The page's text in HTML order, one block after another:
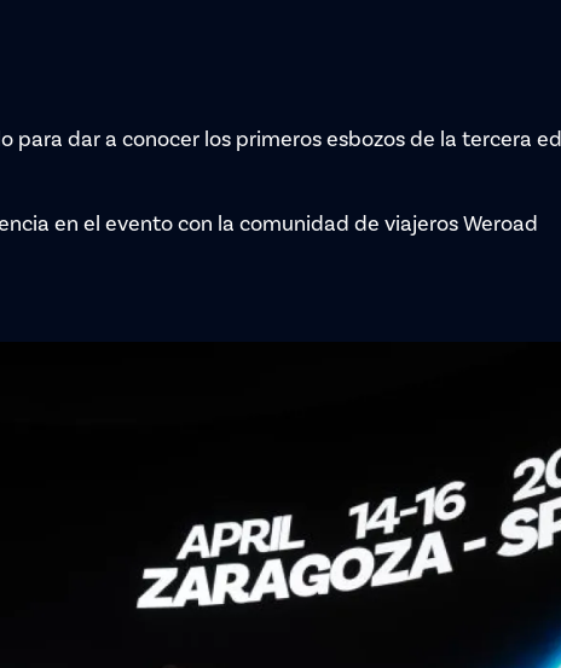
para dar a conocer los primeros esbozos de la tercera
en el evento con la comunidad de viajeros Weroad